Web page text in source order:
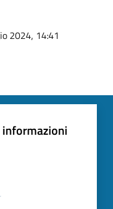
2024, 14:41
informazioni